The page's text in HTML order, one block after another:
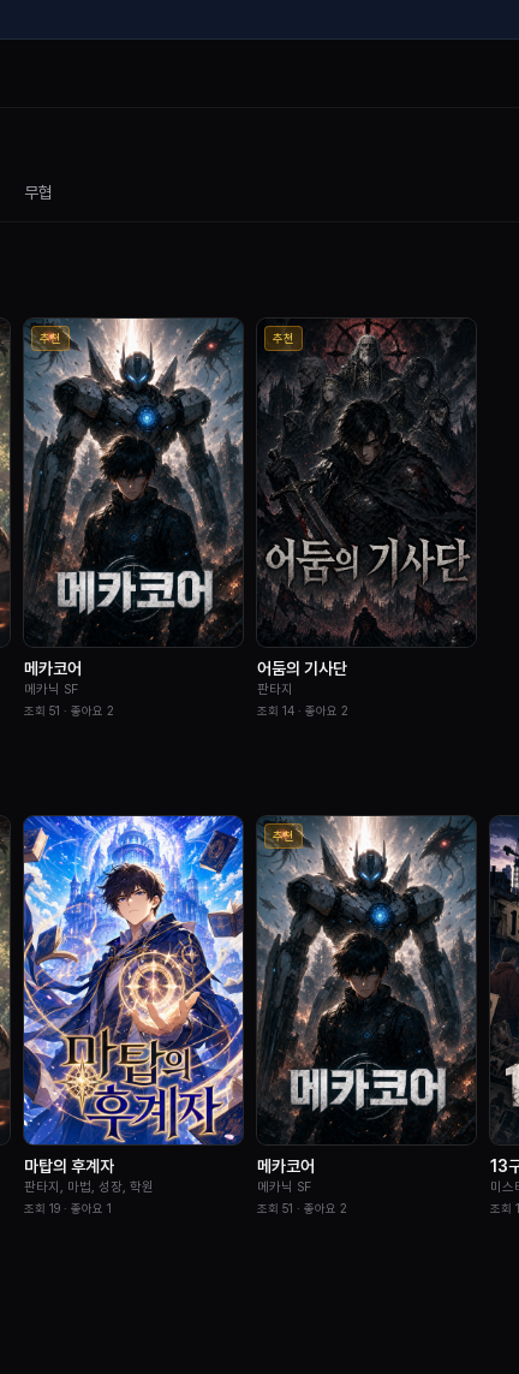
무협
추천
메카코어
메카닉 SF
조회 51 · 좋아요 2
추천
어둠의 기사단
판타지
조회 14 · 좋아요 2
마탑의 후계자
판타지, 마법, 성장, 학원
조회 19 · 좋아요 1
추천
메카코어
메카닉 SF
조회 51 · 좋아요 2
13
미스
조회